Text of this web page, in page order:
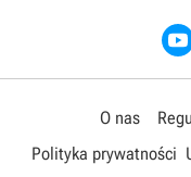
O nas
Polityka prywatności